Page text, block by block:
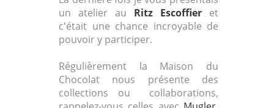
un atelier au Ritz Escoffier et
c'était une chance incroyable de
pouvoir y participer.
Régulièrement la Maison du
Chocolat nous présente des
collections ou collaborations,